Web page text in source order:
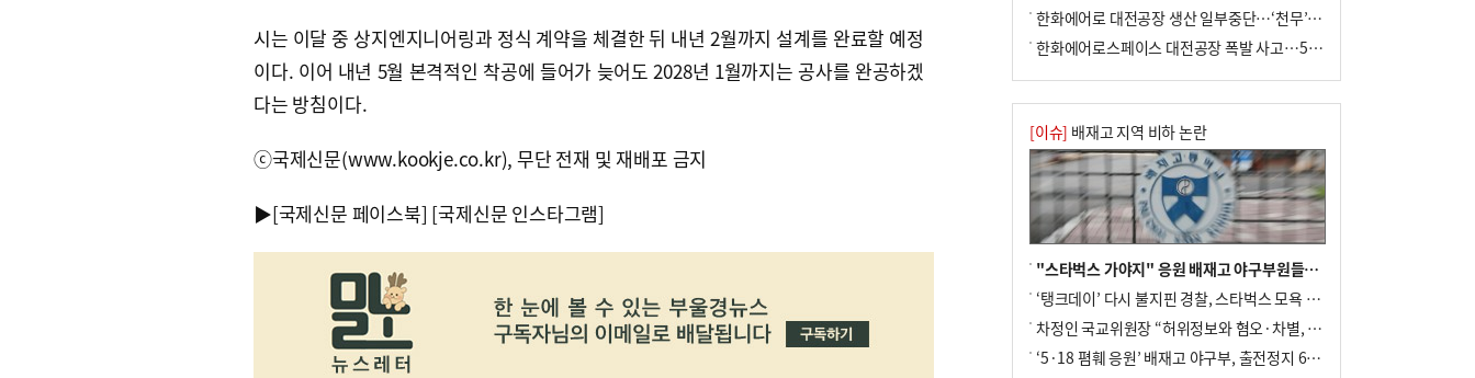
시는 이달 중 상지엔지니어링과 정식 계약을 체결한 뒤 내년 2월까지 설계를 완료할 예정
이다. 이어 내년 5월 본격적인 착공에 들어가 늦어도 2028년 1월까지는 공사를 완공하겠
다는 방침이다.
ⓒ국제신문(www.kookje.co.kr), 무단 전재 및 재배포 금지
▶[국제신문 페이스북] [국제신문 인스타그램]
한화에어로 대전공장 생산 일부중단…‘천무’ 수출 비상
한화에어로스페이스 대전공장 폭발 사고…5명 사망·2명 부상(종합)
[이슈] 배재고 지역 비하 논란
"스타벅스 가야지" 응원 배재고 야구부원들, 학교서 징계 처분
‘탱크데이’ 다시 불지핀 경찰, 스타벅스 모욕 혐의 압수수색
차정인 국교위원장 “허위정보와 혐오·차별, 학교 교실까지 유입"
‘5·18 폄훼 응원’ 배재고 야구부, 출전정지 6개월→1개월 감경